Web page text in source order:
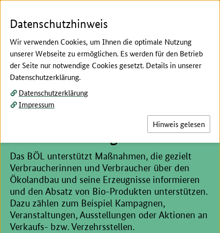
Hier beginnt der Hauptinhalt dieser Seite
Förderung von
Verbraucherinformationen und
Absatzförderungsmaßnahmen
Das BÖL unterstützt Maßnahmen, die gezielt
Verbraucherinnen und Verbraucher über den
Ökolandbau und seine Erzeugnisse informieren
und den Absatz von Bio-Produkten unterstützen.
Dazu zählen zum Beispiel Kampagnen,
Veranstaltungen, Ausstellungen oder Aktionen an
Verkaufs- bzw. Verzehrsstellen.
Datenschutzhinweis
Wir verwenden Cookies, um Ihnen die optimale Nutzung
unserer Webseite zu ermöglichen. Es werden für den Betrieb
der Seite nur notwendige Cookies gesetzt. Details in unserer
Datenschutzerklärung.
Datenschutzerklärung
Impressum
Hinweis gelesen